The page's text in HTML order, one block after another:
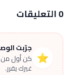
0 التعليقات
⭐
جرّبت
كن أول من
غيرك يقرر.